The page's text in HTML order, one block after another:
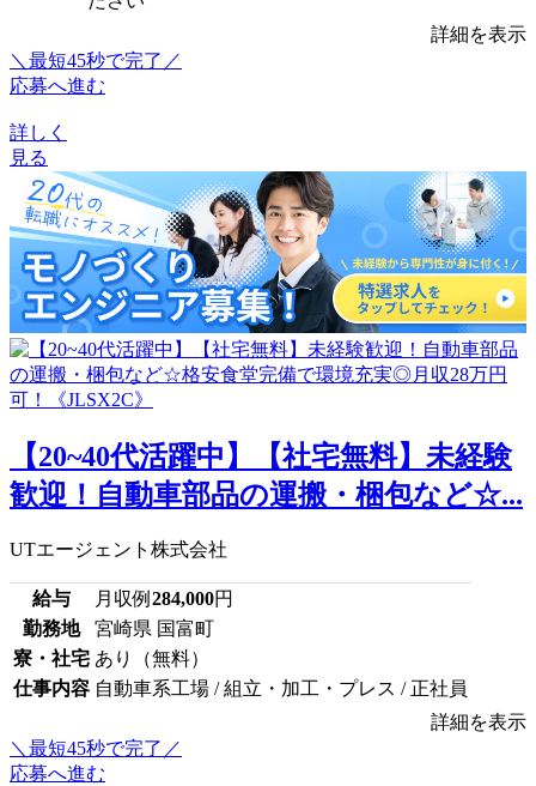
詳細を表示
＼最短45秒で完了／
応募へ進む
詳しく
見る
【20~40代活躍中】【社宅無料】未経験
歓迎！自動車部品の運搬・梱包など☆...
UTエージェント株式会社
給与 月収例 284,000円
勤務地
宮崎県 国富町
寮・社宅 あり（無料）
仕事内容 自動車系工場 / 組立・加工・プレス / 正社員
詳細を表示
＼最短45秒で完了／
応募へ進む